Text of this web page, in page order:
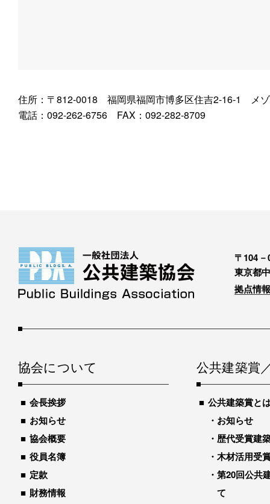
住所：〒812-0018 福岡県福岡市博多区住吉2-16-1 メ
電話：092-262-6756 FAX：092-282-8709
〒104－
東京都
拠点情
協会について
会長挨拶
お知らせ
協会概要
役員名簿
定款
財務情報
公共建築賞
公共建築賞と
お知らせ
歴代受賞建
木材活用受
第20回公共
て